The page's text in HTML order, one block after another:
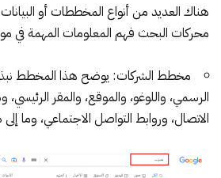
هناك العديد من أنواع المخططات أو
محركات البحث فهم المعلومات المهمة في
مخطط الشركات: يوضح هذا المخطط
الرسمي، واللوغو، والموقع، والمقر
الاتصال، وروابط التواصل الاجتماعي، وما